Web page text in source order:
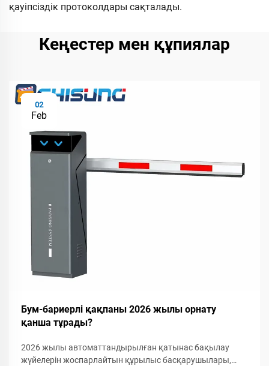
қауіпсіздік протоколдары сақталады.
Кеңестер мен құпиялар
02
Feb
Бум-бариерлі қақпаны 2026 жылы орнату
қанша тұрады?
2026 жылы автоматтандырылған қатынас бақылау
жүйелерін жоспарлайтын құрылыс басқарушылары,